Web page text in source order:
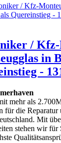
/
in
-
mehr als
für die Reparatur
Mit
stehen wir für